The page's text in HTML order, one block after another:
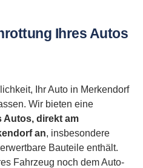
Ihres Autos
Ihr Auto in Merkendorf
Wir bieten eine
Autos, direkt am
an, insbesondere
Bauteile enthält.
Fahrzeug noch dem Auto-